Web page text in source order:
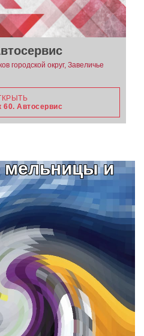
городской округ, Завеличье
60. Автосервис
и